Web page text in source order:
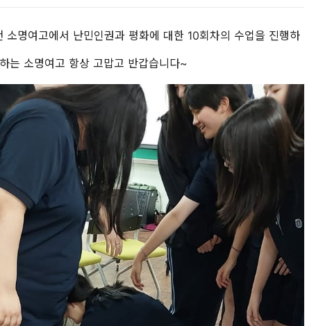
명여고에서 난민인권과 평화에 대한 10회차의 수업을 진행하
는 소명여고 항상 고맙고 반갑습니다~